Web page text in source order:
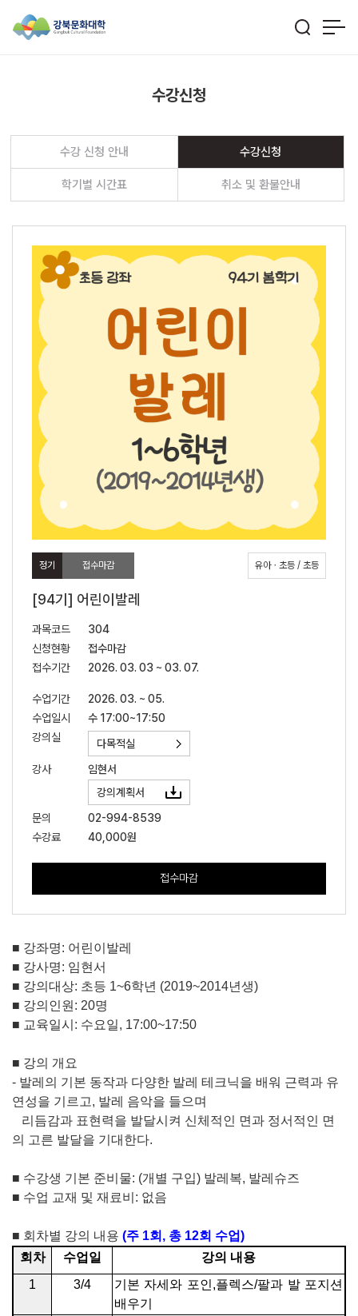
수강신청
수강 신청 안내 수강신청
학기별 시간표 취소 및 환불안내
정기 접수마감 유아ㆍ초등 / 초등
[94기] 어린이발레
과목코드
304
신청현황
접수마감
접수기간
2026. 03. 03 ~ 03. 07.
수업기간
2026. 03. ~ 05.
수업일시
수 17:00~17:50
강의실
다목적실
강사
임현서
강의계획서
문의
02-994-8539
수강료
40,000원
접수마감
■ 강좌명: 어린이발레
■ 강사명: 임현서
■ 강의대상: 초등 1~6학년 (2019~2014년생)
■ 강의인원 : 20명
■ 교육일시 : 수요일, 17:00~17:50
■ 강의 개요
- 발레의 기본 동작과 다양한 발레 테크닉을 배워 근력과 유
연성을 기르고, 발레 음악을 들으며
리듬감과 표현력을 발달시켜 신체적인 면과 정서적인 면
의 고른 발달을 기대한다.
■ 수강생 기본 준비물: (개별 구입) 발레복, 발레슈즈
■ 수업 교재 및 재료비 : 없음
■ 회차별 강의 내용 (주 1회 , 총 12회 수업)
회차
수업일
강의 내용
1
3/4 기본 자세와 포인,플렉스/팔과 발 포지션
배우기